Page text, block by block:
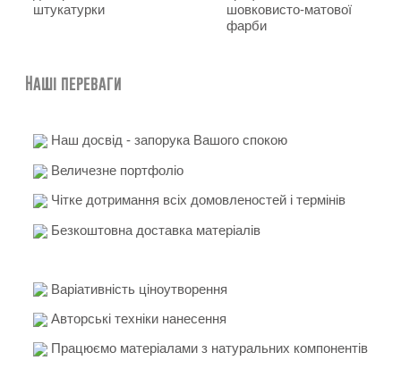
штукатурки
шовковисто-матової
фарби
Наші переваги
Наш досвід - запорука Вашого спокою
Величезне портфоліо
Чітке дотримання всіх домовленостей і термінів
Безкоштовна доставка матеріалів
Варіативність ціноутворення
Авторські техніки нанесення
Працюємо матеріалами з натуральних компонентів